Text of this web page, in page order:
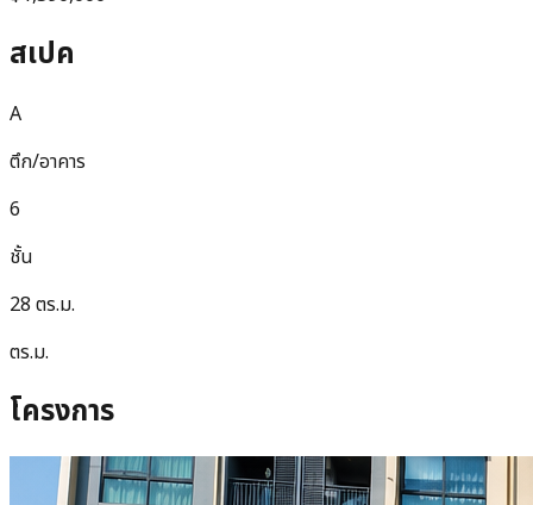
สเปค
A
ตึก/อาคาร
6
ชั้น
28 ตร.ม.
ตร.ม.
โครงการ